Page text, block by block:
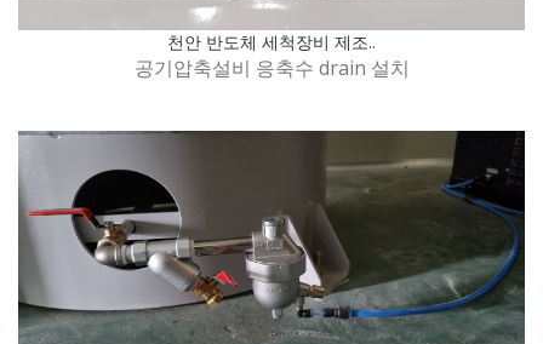
천안 반도체 세척장비 제조..
공기압축설비 응축수 drain 설치